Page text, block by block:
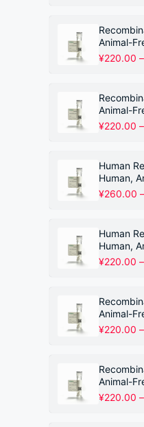
Animal-
¥220.00 –
Animal-
¥220.00 –
Human
Human,
¥260.00 –
Human
Human,
¥220.00 –
Animal-
¥220.00 –
Animal-
¥220.00 –